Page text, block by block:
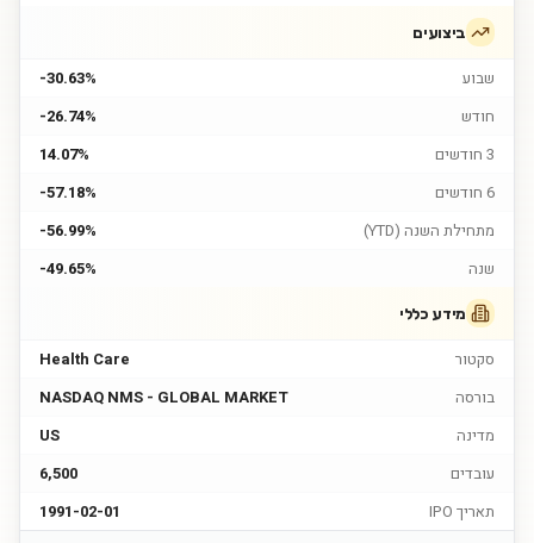
ביצועים
שבוע
-30.63%
חודש
-26.74%
3 חודשים
14.07%
6 חודשים
-57.18%
מתחילת השנה (YTD)
-56.99%
שנה
-49.65%
מידע כללי
סקטור
Health Care
בורסה
NASDAQ NMS - GLOBAL MARKET
מדינה
US
עובדים
6,500
תאריך IPO
1991-02-01